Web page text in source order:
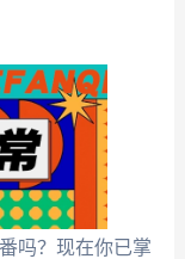
吗？现在你已掌